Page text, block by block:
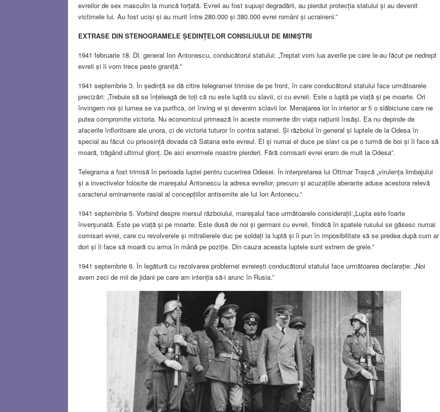
evreilor de sex masculin la muncă forțată. Evreii au fost supuși degradării, au pierdut protecția statului și au devenit
victimele lui. Au fost uciși și au murit între 280.000 și 380.000 evrei români și ucraineni.”
EXTRASE DIN STENOGRAMELE ȘEDINȚELOR CONSILIULUI DE MINIȘTRI
1941 februarie 18. Dl. general Ion Antonescu, conducătorul statului: „Treptat vom lua averile pe care le-au făcut pe nedrept
evreii și îi vom trece peste graniță.”
1941 septembrie 3. În ședință se dă citire telegramei trimise de pe front, în care conducătorul statului face următoarele
precizări: „Trebuie să se înțeleagă de toți că nu este luptă cu slavii, ci cu evreii. Este o luptă pe viață și pe moarte. Ori
învingem noi și lumea se va purifica, ori înving ei și devenim sclavii lor. Menajarea lor în interior ar fi o slăbiciune care ne
putea compromite victoria. Nu economicul primează în aceste momente din viața națiunii însăși. Ea nu depinde de
afacerile înfloritoare ale unora, ci de victoria tuturor în contra satanei. Și războiul în general și luptele de la Odesa în
special au făcut cu prisosință dovada că Satana este evreul. El și numai el duce pe slavi ca pe o turmă de boi și îi face să
moară, trăgând ultimul glonț. De aici enormele noastre pierderi. Fără comisarii evrei eram de mult la Odesa”.
Telegrama a fost trimisă în perioada luptei pentru cucerirea Odesei. În interpretarea lui Ottmar Trașcă „virulența limbajului
și a invectivelor folosite de mareșalul Antonescu la adresa evreilor, precum și acuzațiile aberante aduse acestora relevă
caracterul eminamente rasial al concepțiilor antisemite ale lui Ion Antonecu.”
1941 septembrie 5. Vorbind despre mersul războiului, mareșalul face următoarele considerații:„Lupta este foarte
înverșunată. Este pe viață și pe moarte. Este dusă de noi și germani cu evreii, fiindcă în spatele rusului se găsesc numai
comisari evrei, care cu revolverele și mitralierele duc pe soldați la luptă și îi pun în imposibilitate să se predea după cum ar
dori și îi face să moară cu arma în mână pe poziție. Din cauza aceasta luptele sunt extrem de grele.”
1941 septembrie 6. În legătură cu rezolvarea problemei evreiești conducătorul statului face următoarea declarație: „Noi
avem zeci de mii de jidani pe care am intenția să-i arunc în Rusia.”